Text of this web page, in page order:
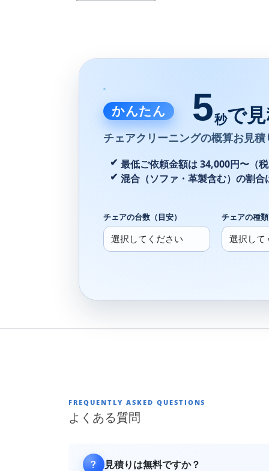
かんたん 5秒で見
チェアクリーニングの概算お見積
最低ご依頼金額は 34,000円〜（税
混合（ソファ・革製含む）の割
チェアの台数（目安） チェアの種類
FREQUENTLY ASKED QUESTIONS
よくある質問
見積りは無料ですか？